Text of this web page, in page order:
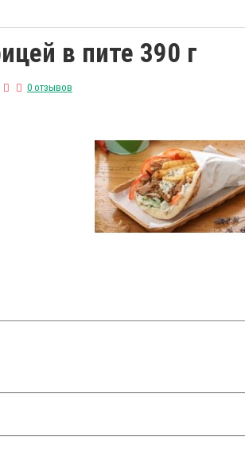
в пите 390 г
0 отзывов